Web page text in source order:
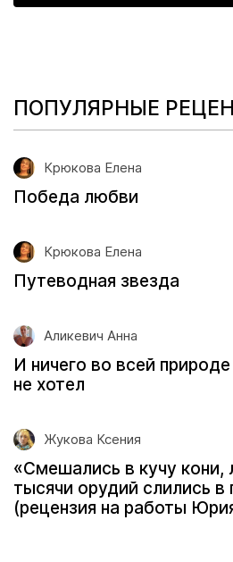
ПОПУЛЯРНЫЕ
Крюкова Елена
Победа любви
Крюкова Елена
Путеводная звезда
Аликевич Анна
И ничего во всей
не хотел
Жукова Ксения
«Смешались в кучу
тысячи орудий слились
(рецензия на работы